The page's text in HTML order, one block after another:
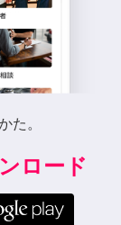
た。
ロード